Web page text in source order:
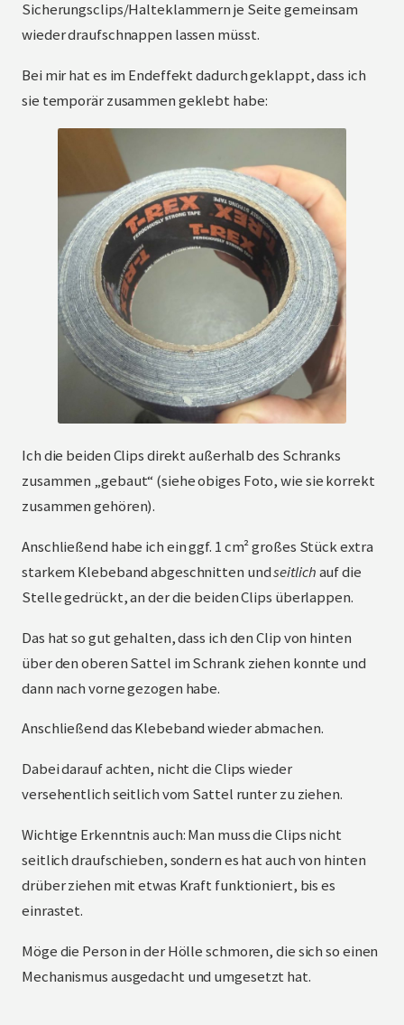
Sicherungsclips/Halteklammern je Seite gemeinsam
wieder draufschnappen lassen müsst.
Bei mir hat es im Endeffekt dadurch geklappt, dass ich
sie temporär zusammen geklebt habe:
Ich die beiden Clips direkt außerhalb des Schranks
zusammen „gebaut“ (siehe obiges Foto, wie sie korrekt
zusammen gehören).
Anschließend habe ich ein ggf. 1 cm² großes Stück extra
starkem Klebeband abgeschnitten undseitlichauf die
Stelle gedrückt, an der die beiden Clips überlappen.
Das hat so gut gehalten, dass ich den Clip von hinten
über den oberen Sattel im Schrank ziehen konnte und
dann nach vorne gezogen habe.
Anschließend das Klebeband wieder abmachen.
Dabei darauf achten, nicht die Clips wieder
versehentlich seitlich vom Sattel runter zu ziehen.
Wichtige Erkenntnis auch: Man muss die Clips nicht
seitlich draufschieben, sondern es hat auch von hinten
drüber ziehen mit etwas Kraft funktioniert, bis es
einrastet.
Möge die Person in der Hölle schmoren, die sich so einen
Mechanismus ausgedacht und umgesetzt hat.